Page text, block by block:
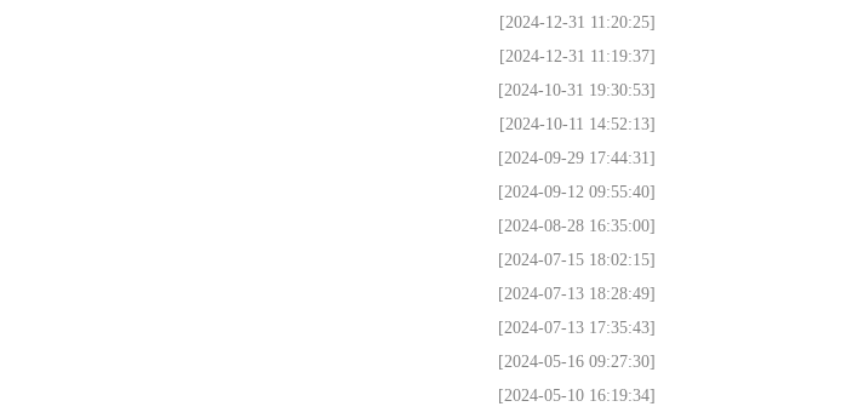
[2024-12-31 11:20:25]
[2024-12-31 11:19:37]
[2024-10-31 19:30:53]
[2024-10-11 14:52:13]
[2024-09-29 17:44:31]
[2024-09-12 09:55:40]
[2024-08-28 16:35:00]
[2024-07-15 18:02:15]
[2024-07-13 18:28:49]
[2024-07-13 17:35:43]
[2024-05-16 09:27:30]
[2024-05-10 16:19:34]